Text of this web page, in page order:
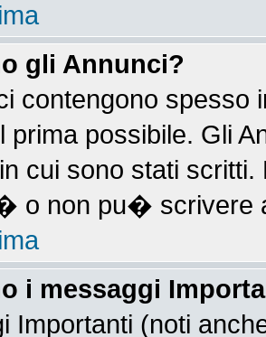
gli Annunci?
contengono spesso
prima possibile. Gli
cui sono stati
o non pu� scrivere
i messaggi
Importanti (noti